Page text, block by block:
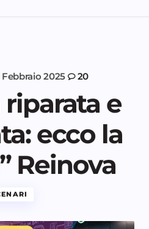
Febbraio 2025 20
e
ecco la
Reinova